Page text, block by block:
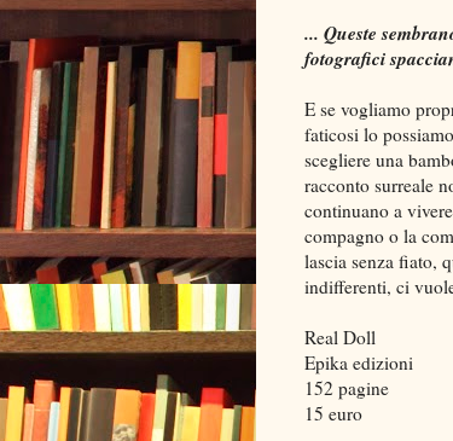
... Queste
fotografici
E se vogliamo
faticosi lo
scegliere una
racconto surreale
continuano a
compagno o la
lascia senza fiato,
indifferenti, ci
Real Doll
Epika edizioni
152 pagine
15 euro